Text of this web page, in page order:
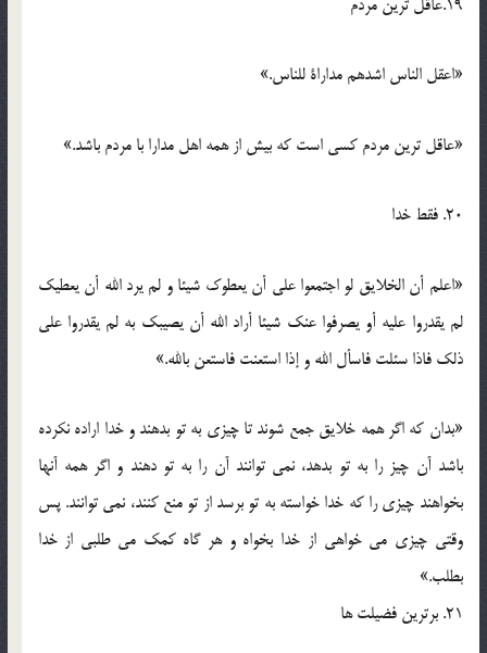
«اعقل الناس اشدهم مداراة للناس.»
«عاقل ترین مردم کسی است که بیش از همه اهل مدارا با مردم باشد.»
20. فقط خدا
«اعلم أن الخلایق لو اجتمعوا علی أن یعطوک شیئا و لم یرد الله أن یعطیک
لم یقدروا علیه أو یصرفوا عنک شیئا أراد الله أن یصیبک به لم یقدروا علی
ذلک فاذا سئلت فاسأل الله و إذا استعنت فاستعن بالله.»
«بدان که اگر همه خلایق جمع شوند تا چیزی به تو بدهند و خدا اراده نکرده
باشد آن چیز را به تو بدهد، نمی توانند آن را به تو دهند و اگر همه آنها
بخواهند چیزی را که خدا خواسته به تو برسد از تو منع کنند، نمی توانند. پس
وقتی چیزی می خواهی از خدا بخواه و هر گاه کمک می طلبی از خدا
بطلب.»
21. برترین فضیلت ها